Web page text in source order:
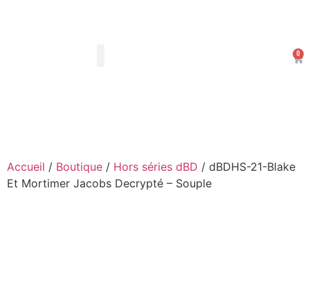
0
Accueil / Boutique / Hors séries dBD / dBDHS-21-Blake
Et Mortimer Jacobs Decrypté – Souple